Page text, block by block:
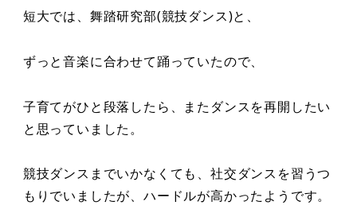
短大では、舞踏研究部(競技ダンス)と、
ずっと音楽に合わせて踊っていたので、
子育てがひと段落したら、またダンスを再開したい
と思っていました。
競技ダンスまでいかなくても、社交ダンスを習うつ
もりでいましたが、ハードルが高かったようです。